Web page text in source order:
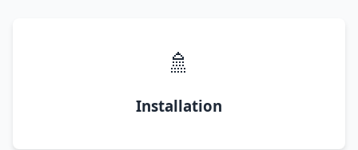
🚿
Installation